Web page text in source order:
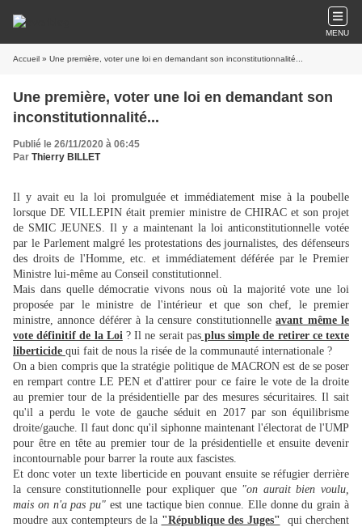
MENU
Accueil » Une première, voter une loi en demandant son inconstitutionnalité...
Une première, voter une loi en demandant son
inconstitutionnalité...
Publié le 26/11/2020 à 06:45
Par Thierry BILLET
Il y avait eu la loi promulguée et immédiatement mise à la poubelle
lorsque DE VILLEPIN était premier ministre de CHIRAC et son projet
de SMIC JEUNES. Il y a maintenant la loi anticonstitutionnelle votée
par le Parlement malgré les protestations des journalistes, des défenseurs
des droits de l'Homme, etc. et immédiatement déférée par le Premier
Ministre lui-même au Conseil constitutionnel.
Mais dans quelle démocratie vivons nous où la majorité vote une loi
proposée par le ministre de l'intérieur et que son chef, le premier
ministre, annonce déférer à la censure constitutionnelleavant même le
vote définitif de la Loi? Il ne serait pasplus simple de retirer ce texte
liberticide qui fait de nous la risée de la communauté internationale ?
On a bien compris que la stratégie politique de MACRON est de se poser
en rempart contre LE PEN et d'attirer pour ce faire le vote de la droite
au premier tour de la présidentielle par des mesures sécuritaires. Il sait
qu'il a perdu le vote de gauche séduit en 2017 par son équilibrisme
droite/gauche. Il faut donc qu'il siphonne maintenant l'électorat de l'UMP
pour être en tête au premier tour de la présidentielle et ensuite devenir
incontournable pour barrer la route aux fascistes.
Et donc voter un texte liberticide en pouvant ensuite se réfugier derrière
la censure constitutionnelle pour expliquer que "on aurait bien voulu,
mais on n'a pas pu" est une tactique bien connue. Elle donne du grain à
moudre aux contempteurs de la "République des Juges" qui cherchent